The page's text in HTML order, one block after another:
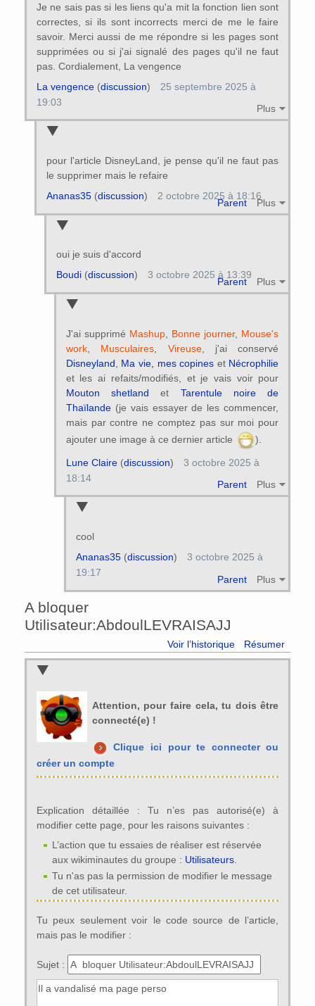
Je ne sais pas si les liens qu'a mit la fonction lien sont
correctes, si ils sont incorrects merci de me le faire
savoir. Merci aussi de me répondre si les pages sont
supprimées ou si j'ai signalé des pages qu'il ne faut
pas. Cordialement, La vengence
Plus
La vengence(discussion)
25 septembre 2025 à
19:03
pour l'article DisneyLand, je pense qu'il ne faut pas
le supprimer mais le refaire
Parent Plus
Ananas35(discussion) 2 octobre 2025 à 18:16
oui je suis d'accord
Parent Plus
Boudi(discussion) 3 octobre 2025 à 13:39
J'ai supprimé Mashup, Bonne journer, Mouse's
work, Musculaires Vireuse, j'ai conservé
Disneyland
Ma vie, mes copines et Nécrophilie
et les ai refaits/modifiés, et je vais voir pour
Mouton shetland et Tarentule noire de
Thaïlande(je vais essayer de les commencer,
mais par contre ne comptez pas sur moi pour
ajouter une image à ce dernier article
).
Parent Plus
Lune Claire(discussion)
3 octobre 2025 à
18:14
cool
Parent Plus
Ananas35(discussion)
3 octobre 2025 à
19:17
A bloquer
Utilisateur:AbdoulLEVRAISAJJ
Voir l’historique Résumer
Attention, pour faire cela, tu dois être
connecté(e) !
Clique ici pour te connecter ou
créer un compte
Explication détaillée : Tu n’es pas autorisé(e) à
modifier cette page, pour les raisons suivantes :
L’action que tu essaies de réaliser est réservée
aux wikiminautes du groupe : Utilisateurs
Tu n'as pas la permission de modifier le message
de cet utilisateur.
Tu peux seulement voir le code source de l’article,
mais pas le modifier :
Sujet :